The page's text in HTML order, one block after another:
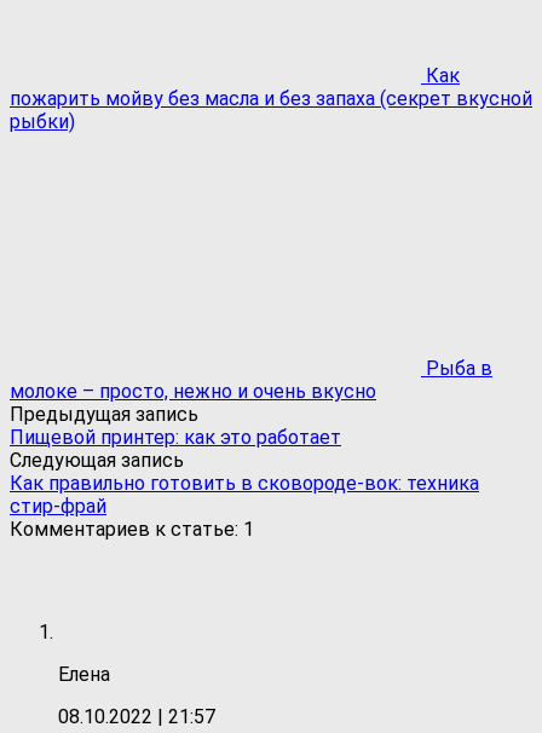
Как
пожарить мойву без масла и без запаха (секрет вкусной
рыбки)
Рыба в
молоке – просто, нежно и очень вкусно
Предыдущая запись
Пищевой принтер: как это работает
Следующая запись
Как правильно готовить в сковороде-вок: техника
стир-фрай
Комментариев к статье: 1
Елена
08.10.2022 | 21:57